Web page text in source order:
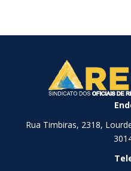
Rua Timbiras, 2318,